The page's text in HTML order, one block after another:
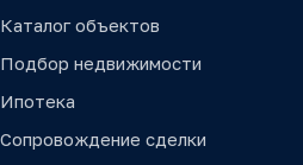
Каталог объектов
Подбор недвижимости
Ипотека
Сопровождение сделки